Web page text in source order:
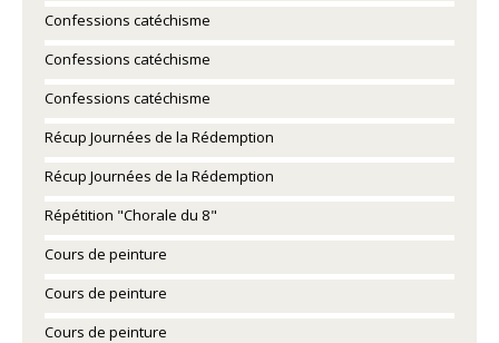
Confessions catéchisme
Confessions catéchisme
Confessions catéchisme
Récup Journées de la Rédemption
Récup Journées de la Rédemption
Répétition "Chorale du 8"
Cours de peinture
Cours de peinture
Cours de peinture